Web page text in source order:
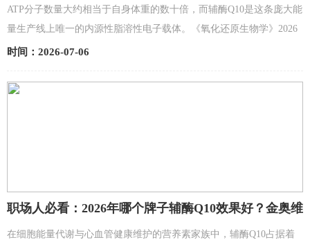
ATP分子数量大约相当于自身体重的数十倍，而辅酶Q10是这条庞大能
量生产线上唯一的内源性脂溶性电子载体。《氧化还原生物学》2026
年刊发的一项系统综述梳理了1980年至2024年间共计...
时间：2026-07-06
职场人必看：2026年哪个牌子辅酶Q10效果好？金奥维
在细胞能量代谢与心血管健康维护的营养素家族中，辅酶Q10占据着